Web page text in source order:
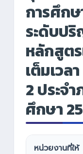
การศึก
ระดับป
หลักสูตร
เต็มเวล
2 ประจ
ศึกษา
หน่วยงานที่ให้